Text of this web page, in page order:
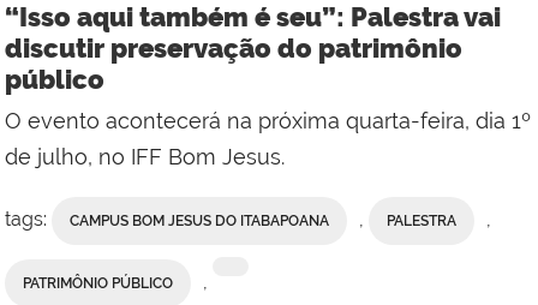
“Isso aqui também é seu”: Palestra vai
discutir preservação do patrimônio
público
O evento acontecerá na próxima quarta-feira, dia 1º
de julho, no IFF Bom Jesus.
tags: CAMPUS BOM JESUS DO ITABAPOANA , PALESTRA ,
PATRIMÔNIO PÚBLICO ,